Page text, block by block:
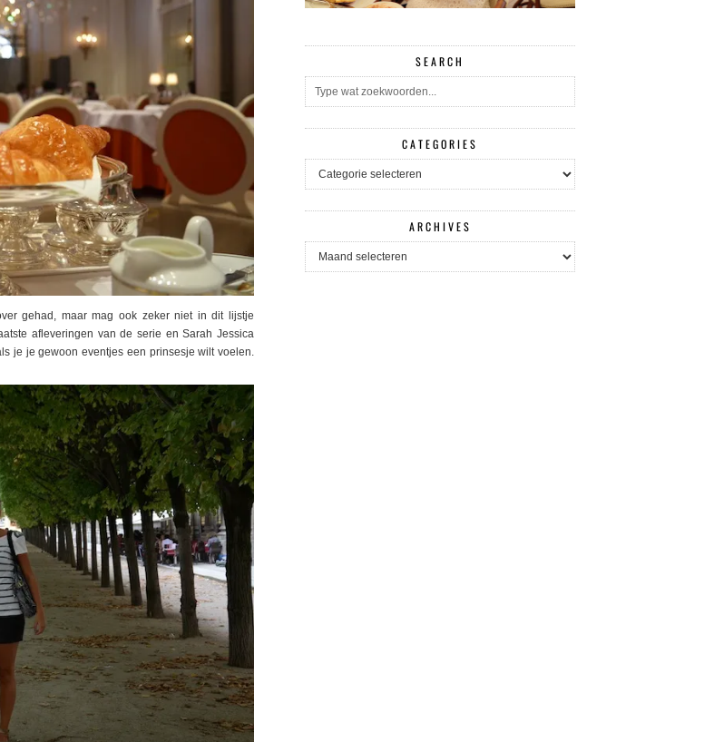
gehad, maar mag ook zeker niet in dit lijstje
afleveringen van de serie en Sarah Jessica
je je gewoon eventjes een prinsesje wilt voelen.
SEARCH
CATEGORIES
CATEGORIES
ARCHIVES
ARCHIVES